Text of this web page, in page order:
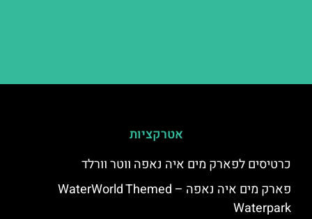
אטרקציות
כרטיסים לפארק מים איה נאפה ווטר וורלד
פארק מים איה נאפה – ‪‪WaterWorld Themed
Waterpark‬‬